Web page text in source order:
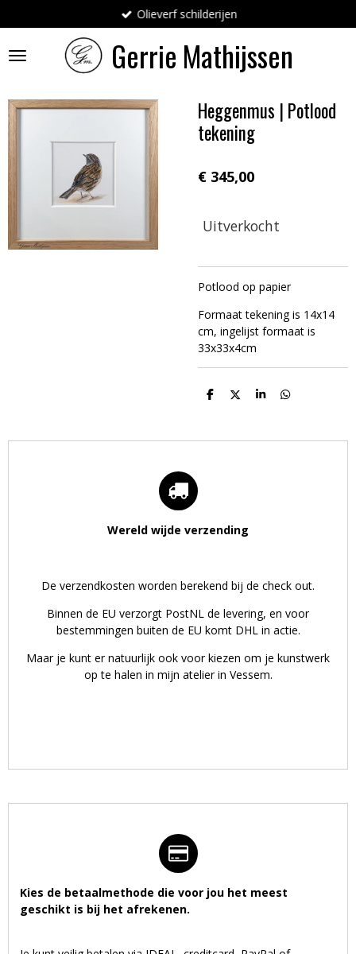
direct
naar
de
Gerrie Mathijssen
Olieverf schilderijen
Heggenmus | Potlood
tekening
€ 345,00
Uitverkocht
Potlood op papier
Formaat tekening is 14x14
cm, ingelijst formaat is
33x33x4cm
D
n
D
S
e
D
n
Wereld wijde verzending
De verzendkosten worden berekend bij de check out.
Binnen de EU verzorgt PostNL de levering, en voor
bestemmingen buiten de EU komt DHL in actie.
Maar je kunt er natuurlijk ook voor kiezen om je kunstwerk
op te halen in mijn atelier in Vessem.
Kies de betaalmethode die voor jou het meest
geschikt is bij het afrekenen.